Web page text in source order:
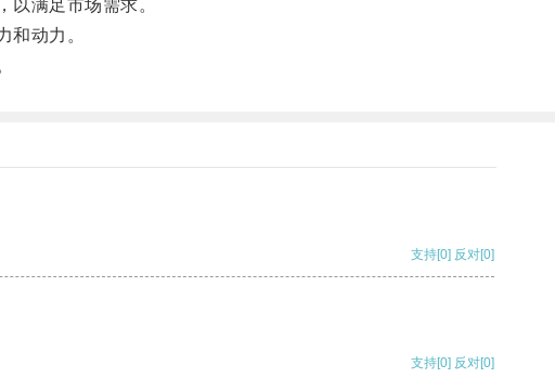
满足市场需求。
动力。
支持[0] 反对[0]
支持[0] 反对[0]